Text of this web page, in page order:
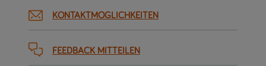
KONTAKTMÖGLICHKEITEN
FEEDBACK MITTEILEN